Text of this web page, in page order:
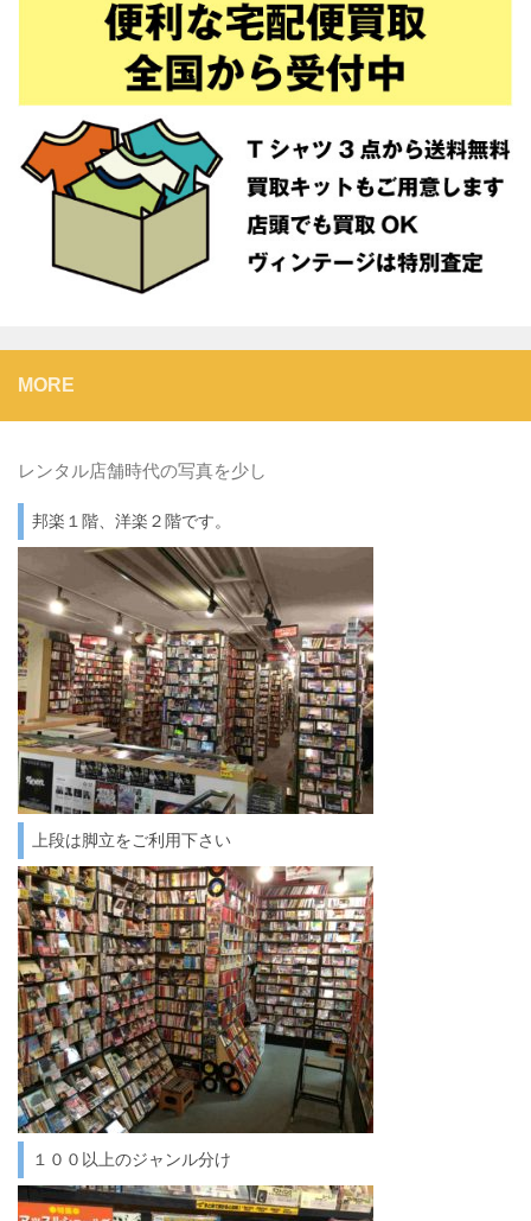
MORE
レンタル店舗時代の写真を少し
邦楽１階、洋楽２階です。
上段は脚立をご利用下さい
１００以上のジャンル分け